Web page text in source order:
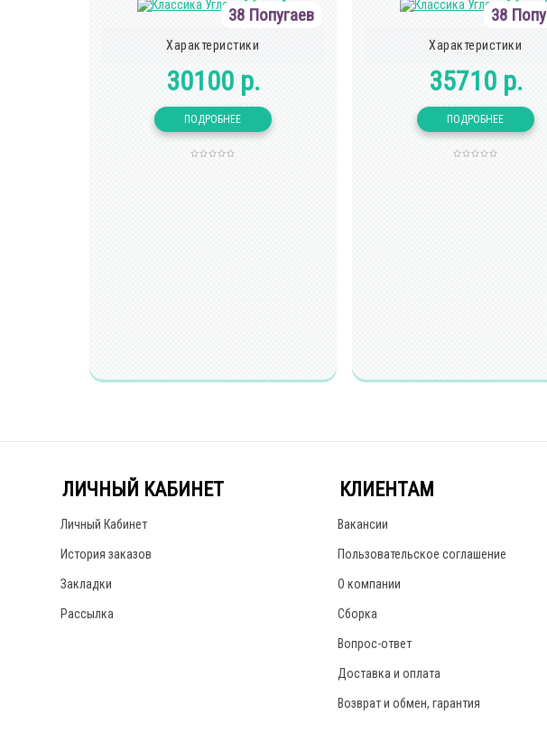
38 Попугаев
Характеристики
30100 р.
38
Характеристики
35710 р.
ЛИЧНЫЙ КАБИНЕТ
Личный Кабинет
История заказов
Закладки
Рассылка
КЛИЕНТАМ
Вакансии
Пользовательское соглашение
О компании
Сборка
Вопрос-ответ
Доставка и оплата
Возврат и обмен, гарантия